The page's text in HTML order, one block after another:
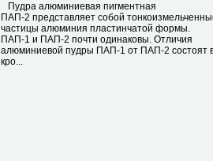
Пудра алюминиевая пигментная
ПАП-2 представляет собой
частицы алюминия пластинчатой формы.
ПАП-1 и ПАП-2 почти одинаковы. Отличия
алюминиевой пудры ПАП-1 от ПАП-2 состоят
кро...